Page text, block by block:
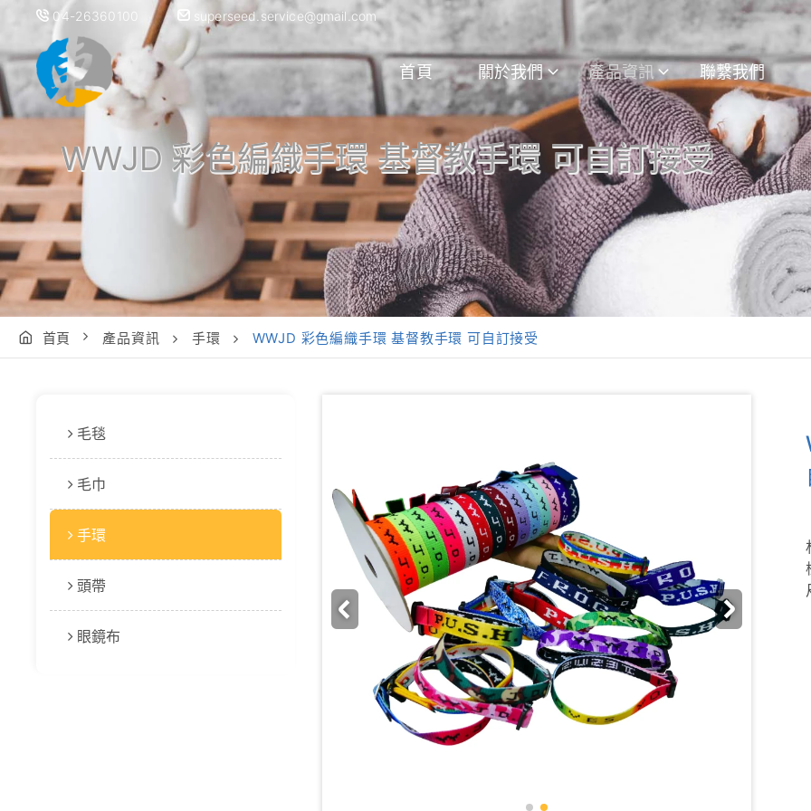
04-26360100 superseed.service@gmail.com
首頁 關於我們 產品資訊 聯繫我們
WWJD 彩色編織手環 基督教手環 可自訂接受
首頁 產品資訊 手環 WWJD 彩色編織手環 基督教手環 可自訂接受
毛毯
毛巾
手環
頭帶
眼鏡布